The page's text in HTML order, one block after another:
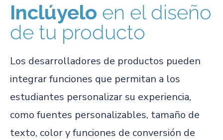
Inclúyelo en el diseño
de tu producto
Los desarrolladores de productos pueden
integrar funciones que permitan a los
estudiantes personalizar su experiencia,
como fuentes personalizables, tamaño de
texto, color y funciones de conversión de